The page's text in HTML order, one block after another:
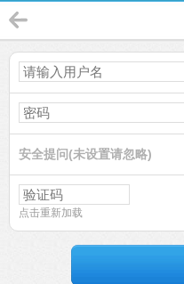
安全提问(未设置请忽略)
点击重新加载